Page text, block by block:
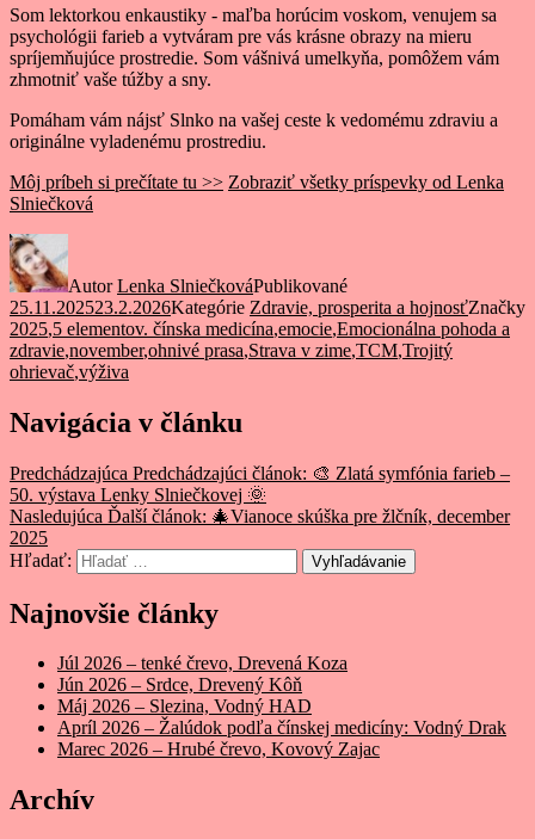
Som lektorkou enkaustiky - maľba horúcim voskom, venujem sa
psychológii farieb a vytváram pre vás krásne obrazy na mieru
spríjemňujúce prostredie. Som vášnivá umelkyňa, pomôžem vám
zhmotniť vaše túžby a sny.
Pomáham vám nájsť Slnko na vašej ceste k vedomému zdraviu a
originálne vyladenému prostrediu.
Môj príbeh si prečítate tu >> Zobraziť všetky príspevky od Lenka
Slniečková
AutorLenka SlniečkováPublikované
25.11.202523.2.2026Kategórie Zdravie, prosperita a hojnosťZnačky
2025,5 elementov. čínska medicína,emocie,Emocionálna pohoda a
zdravie,november,ohnivé prasa,Strava v zime,TCM,Trojitý
ohrievač,výživa
Navigácia v článku
Predchádzajúca Predchádzajúci článok: 🎨 Zlatá symfónia farieb –
50. výstava Lenky Slniečkovej 🌞
Nasledujúca Ďalší článok: 🎄Vianoce skúška pre žlčník, december
2025
Hľadať:
Vyhľadávanie
Najnovšie články
Júl 2026 – tenké črevo, Drevená Koza
Jún 2026 – Srdce, Drevený Kôň
Máj 2026 – Slezina, Vodný HAD
Apríl 2026 – Žalúdok podľa čínskej medicíny: Vodný Drak
Marec 2026 – Hrubé črevo, Kovový Zajac
Archív